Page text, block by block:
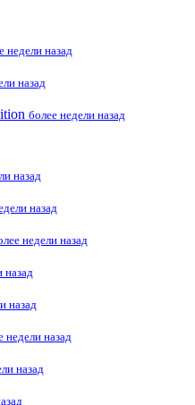
недели назад
назад
более недели назад
назад
назад
недели назад
назад
назад
недели назад
назад